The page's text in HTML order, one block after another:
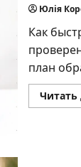
Юлія
Как
план
Читать